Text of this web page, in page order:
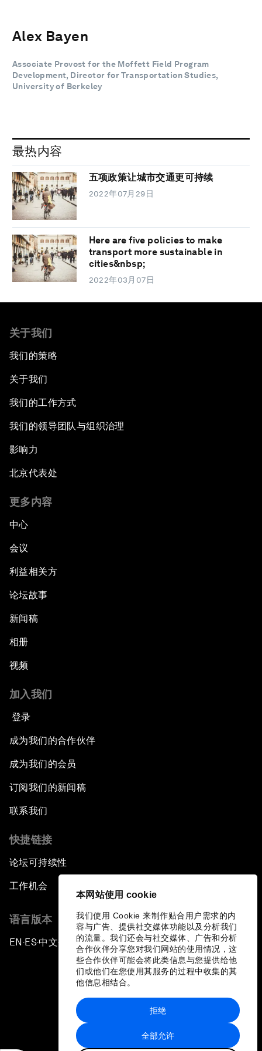
本网站使用 cookie
我们使用 Cookie 来制作贴合用户需求的内
容与广告、提供社交媒体功能以及分析我们
的流量。我们还会与社交媒体、广告和分析
合作伙伴分享您对我们网站的使用情况，这
些合作伙伴可能会将此类信息与您提供给他
们或他们在您使用其服务的过程中收集的其
他信息相结合。
全部允许
拒绝
Alex Bayen
Associate Provost for the Moffett Field Program
Development, Director for Transportation Studies,
University of Berkeley
最热内容
五项政策让城市交通更可持续
2022年07月29日
Here are five policies to make
transport more sustainable in
cities&nbsp;
2022年03月07日
关于我们
我们的策略
关于我们
我们的工作方式
我们的领导团队与组织治理
影响力
北京代表处
更多内容
中心
会议
利益相关方
论坛故事
新闻稿
相册
视频
加入我们
登录
成为我们的合作伙伴
成为我们的会员
订阅我们的新闻稿
联系我们
快捷链接
论坛可持续性
工作机会
语言版本
EN ▪ES▪中文▪ 日本語
站点地图